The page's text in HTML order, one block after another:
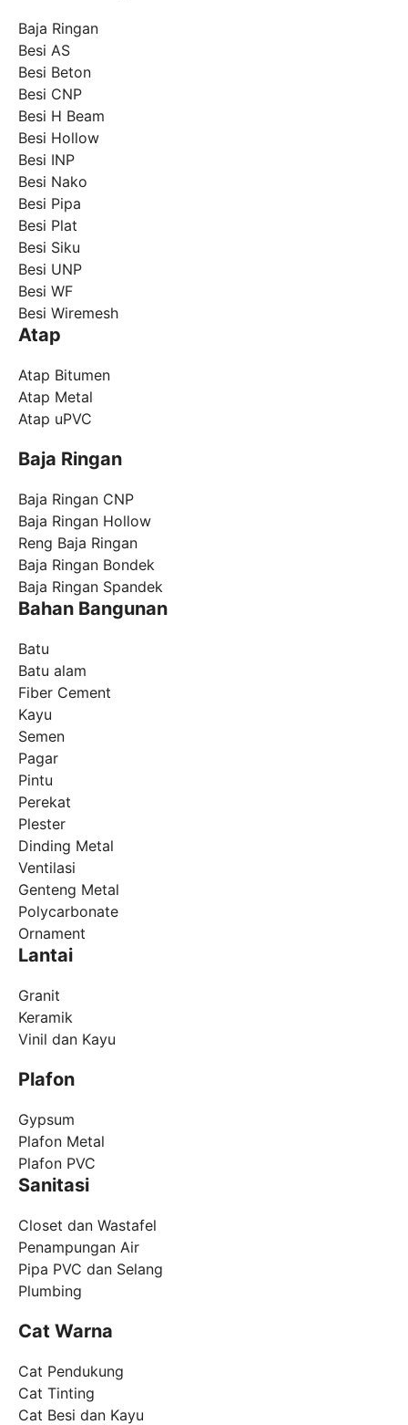
Baja Ringan
Besi AS
Besi Beton
Besi CNP
Besi H Beam
Besi Hollow
Besi INP
Besi Nako
Besi Pipa
Besi Plat
Besi Siku
Besi UNP
Besi WF
Besi Wiremesh
Atap
Atap Bitumen
Atap Metal
Atap uPVC
Baja Ringan
Baja Ringan CNP
Baja Ringan Hollow
Reng Baja Ringan
Baja Ringan Bondek
Baja Ringan Spandek
Bahan Bangunan
Batu
Batu alam
Fiber Cement
Kayu
Semen
Pagar
Pintu
Perekat
Plester
Dinding Metal
Ventilasi
Genteng Metal
Polycarbonate
Ornament
Lantai
Granit
Keramik
Vinil dan Kayu
Plafon
Gypsum
Plafon Metal
Plafon PVC
Sanitasi
Closet dan Wastafel
Penampungan Air
Pipa PVC dan Selang
Plumbing
Cat Warna
Cat Pendukung
Cat Tinting
Cat Besi dan Kayu